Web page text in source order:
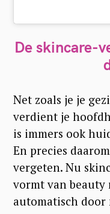
De skincare-
Net zoals je je
verdient je
is immers ook
En precies
vergeten. Nu
vormt van
automatisch door